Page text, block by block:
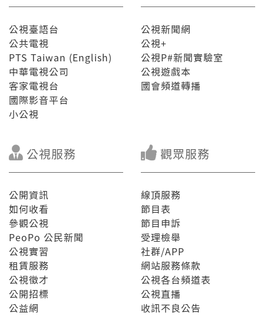
公視臺語台
公共電視
PTS Taiwan (English)
中華電視公司
客家電視台
國際影音平台
小公視
公視新聞網
公視+
公視P#新聞實驗室
公視遊戲本
國會頻道轉播
公視服務
公開資訊
如何收看
參觀公視
PeoPo 公民新聞
公視實習
租賃服務
公視徵才
公開招標
公益網
觀眾服務
線頂服務
節目表
節目申訴
受理檢舉
社群/APP
網站服務條款
公視各台頻道表
公視直播
收訊不良公告